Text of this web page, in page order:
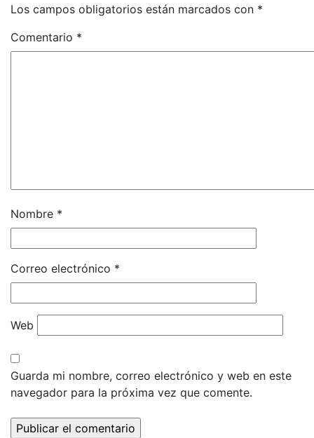
Los campos obligatorios están marcados con *
Comentario *
Nombre *
Correo electrónico *
Web
Guarda mi nombre, correo electrónico y web en este
navegador para la próxima vez que comente.